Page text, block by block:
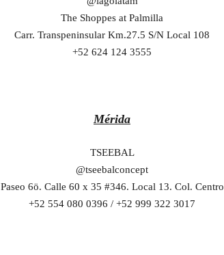
The Shoppes at Palmilla
Carr. Transpeninsular Km.27.5 S/N Local 108
+52 624 124 3555
Mérida
TSEEBAL
@tseebalconcept
Paseo 6ö. Calle 60 x 35 #346. Local 13. Col. Centro
+52 554 080 0396 / +52 999 322 3017